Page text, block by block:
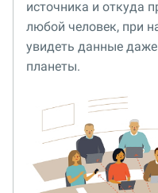
источника и откуда
любой человек, при
увидеть данные
планеты.